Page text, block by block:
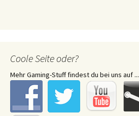
Coole Seite oder?
Mehr Gaming-Stuff findest du bei uns auf ...